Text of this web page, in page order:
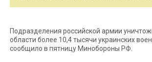
Подразделения российской армии
области более 10,4 тысячи украинских
сообщило в пятницу Минобороны РФ.